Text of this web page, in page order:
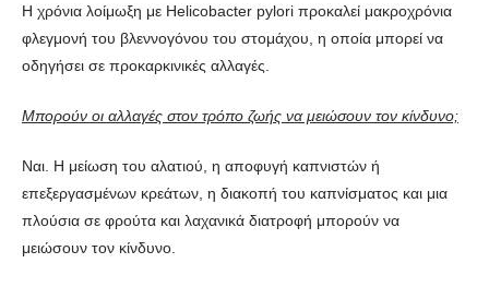
Η χρόνια λοίμωξη με Helicobacter pylori προκαλεί μακροχρόνια
φλεγμονή του βλεννογόνου του στομάχου, η οποία μπορεί να
οδηγήσει σε προκαρκινικές αλλαγές.
Μπορούν οι αλλαγές στον τρόπο ζωής να μειώσουν τον κίνδυνο;
Ναι. Η μείωση του αλατιού, η αποφυγή καπνιστών ή
επεξεργασμένων κρεάτων, η διακοπή του καπνίσματος και μια
πλούσια σε φρούτα και λαχανικά διατροφή μπορούν να
μειώσουν τον κίνδυνο.